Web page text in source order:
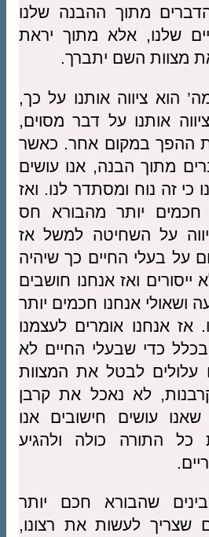
מתוך ההבנה שלנו
שלנו, אלא מתוך יראת
את מצוות השם יתברך.
הוא ציווה אותנו על כך,
אותנו על דבר מסוים,
את ההפך במקום אחר. כאשר
מתוך הבנה, אנו עושים
זה נוח ומסתדר לנו. ואז
חכמים יותר מהבורא חס
על השחיטה למשל אז
על בעלי החיים כך שיהיה
ואז אנחנו חושבים
ושאולי אנחנו חכמים יותר
אז אנחנו אומרים לעצמנו
כדי שבעלי החיים לא
עלולים לבטל את המצוות
לא נאכל את קרבן
עושים חישובים אנו
התורה כולה ולהגיע
שהבורא חכם יותר
שצריך לעשות את רצונו,